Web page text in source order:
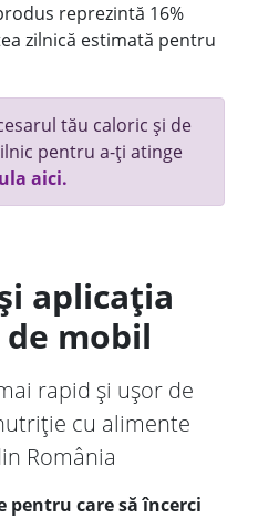
reprezintă 16%
zilnică estimată pentru
tău caloric și de
pentru a-ți atinge
aici.
aplicația
mobil
rapid și ușor de
cu alimente
România
pentru care să încerci